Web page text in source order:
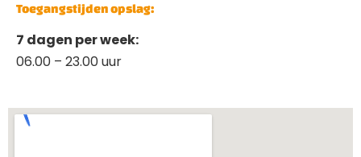
Toegangstijden opslag:
7 dagen per week:
06.00 – 23.00 uur